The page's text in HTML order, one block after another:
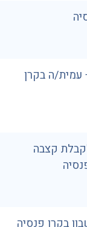
עמית/ה בקרן
קצבה
בקרן פנסיה